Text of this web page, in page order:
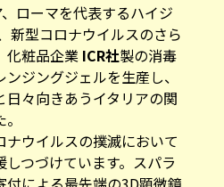
ローマを代表するハイジ
新型コロナウイルスのさら
化粧品企業 ICR社製の消毒
ジングジェルを生産し、
々向きあうイタリアの関
。
ナウイルスの撲滅において
つづけています。スパラ